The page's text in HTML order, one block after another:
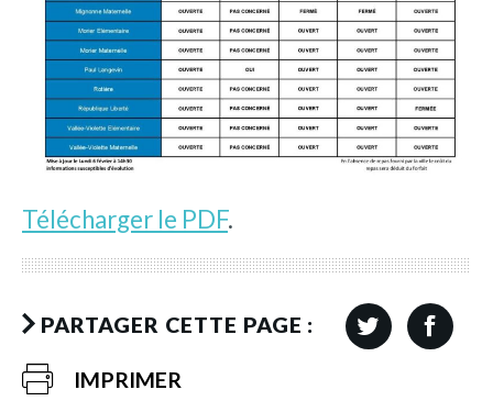
Télécharger le PDF.
PARTAGER CETTE PAGE :
IMPRIMER